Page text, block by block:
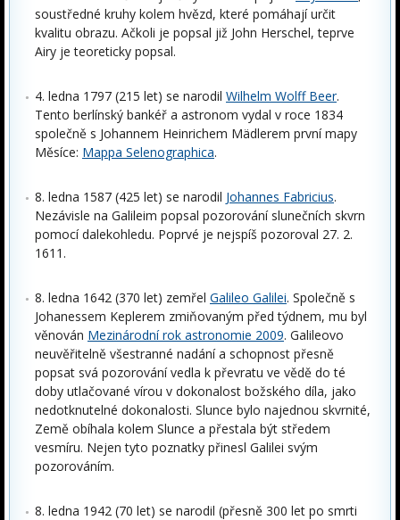
soustředné kruhy kolem hvězd, které pomáhají určit
kvalitu obrazu. Ačkoli je popsal již John Herschel, teprve
Airy je teoreticky popsal.
4. ledna 1797 (215 let) se narodil Wilhelm Wolff Beer.
Tento berlínský bankéř a astronom vydal v roce 1834
společně s Johannem Heinrichem Mädlerem první mapy
Měsíce: Mappa Selenographica.
8. ledna 1587 (425 let) se narodil Johannes Fabricius.
Nezávisle na Galileim popsal pozorování slunečních skvrn
pomocí dalekohledu. Poprvé je nejspíš pozoroval 27. 2.
1611.
8. ledna 1642 (370 let) zemřel Galileo Galilei. Společně s
Johanessem Keplerem zmiňovaným před týdnem, mu byl
věnován Mezinárodní rok astronomie 2009. Galileovo
neuvěřitelně všestranné nadání a schopnost přesně
popsat svá pozorování vedla k převratu ve vědě do té
doby utlačované vírou v dokonalost božského díla, jako
nedotknutelné dokonalosti. Slunce bylo najednou skvrnité,
Země obíhala kolem Slunce a přestala být středem
vesmíru. Nejen tyto poznatky přinesl Galilei svým
pozorováním.
8. ledna 1942 (70 let) se narodil (přesně 300 let po smrti